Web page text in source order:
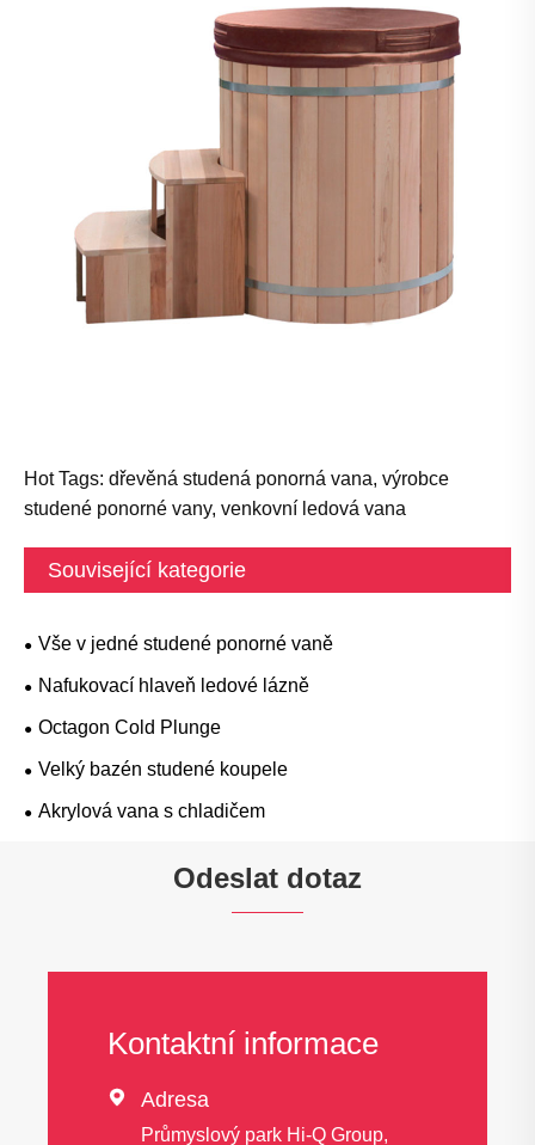
Hot Tags: dřevěná studená ponorná vana, výrobce
studené ponorné vany, venkovní ledová vana
Související kategorie
Vše v jedné studené ponorné vaně
Nafukovací hlaveň ledové lázně
Octagon Cold Plunge
Velký bazén studené koupele
Akrylová vana s chladičem
Odeslat dotaz
Kontaktní informace
 Adresa
Průmyslový park Hi-Q Group,